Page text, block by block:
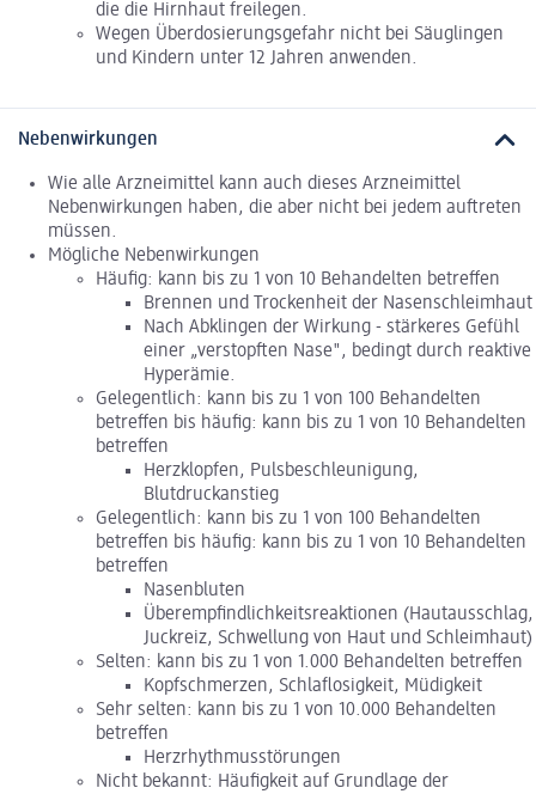
die die Hirnhaut freilegen.
Wegen Überdosierungsgefahr nicht bei Säuglingen
und Kindern unter 12 Jahren anwenden.
Nebenwirkungen
Wie alle Arzneimittel kann auch dieses Arzneimittel
Nebenwirkungen haben, die aber nicht bei jedem auftreten
müssen.
Mögliche Nebenwirkungen
Häufig: kann bis zu 1 von 10 Behandelten betreffen
Brennen und Trockenheit der Nasenschleimhaut
Nach Abklingen der Wirkung - stärkeres Gefühl
einer „verstopften Nase", bedingt durch reaktive
Hyperämie.
Gelegentlich: kann bis zu 1 von 100 Behandelten
betreffen bis häufig: kann bis zu 1 von 10 Behandelten
betreffen
Herzklopfen, Pulsbeschleunigung,
Blutdruckanstieg
Gelegentlich: kann bis zu 1 von 100 Behandelten
betreffen bis häufig: kann bis zu 1 von 10 Behandelten
betreffen
Nasenbluten
Überempfindlichkeitsreaktionen (Hautausschlag,
Juckreiz, Schwellung von Haut und Schleimhaut)
Selten: kann bis zu 1 von 1.000 Behandelten betreffen
Kopfschmerzen, Schlaflosigkeit, Müdigkeit
Sehr selten: kann bis zu 1 von 10.000 Behandelten
betreffen
Herzrhythmusstörungen
Nicht bekannt: Häufigkeit auf Grundlage der